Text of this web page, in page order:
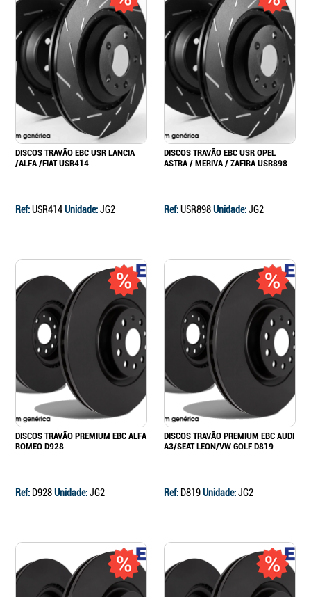
DISCOS TRAVÃO EBC USR LANCIA
/ALFA /FIAT USR414
Ref:USR414Unidade:JG2
DISCOS TRAVÃO EBC USR OPEL
ASTRA / MERIVA / ZAFIRA USR898
Ref:USR898Unidade:JG2
DISCOS TRAVÃO PREMIUM EBC ALFA
ROMEO D928
Ref: D928Unidade:JG2
DISCOS TRAVÃO PREMIUM EBC AUDI
A3/SEAT LEON/VW GOLF D819
Ref: D819Unidade:JG2